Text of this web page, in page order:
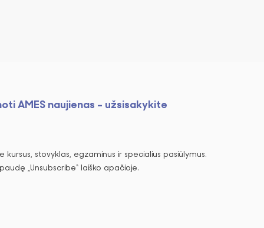
AMES naujienas - užsisakykite
stovyklas, egzaminus ir specialius pasiūlymus.
„Unsubscribe“ laiško apačioje.